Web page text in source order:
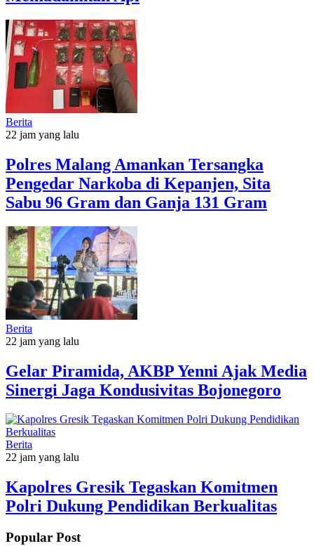
Berita
22 jam yang lalu
Polres Malang Amankan Tersangka
Pengedar Narkoba di Kepanjen, Sita
Sabu 96 Gram dan Ganja 131 Gram
Berita
22 jam yang lalu
Gelar Piramida, AKBP Yenni Ajak Media
Sinergi Jaga Kondusivitas Bojonegoro
Berita
22 jam yang lalu
Kapolres Gresik Tegaskan Komitmen
Polri Dukung Pendidikan Berkualitas
Popular Post